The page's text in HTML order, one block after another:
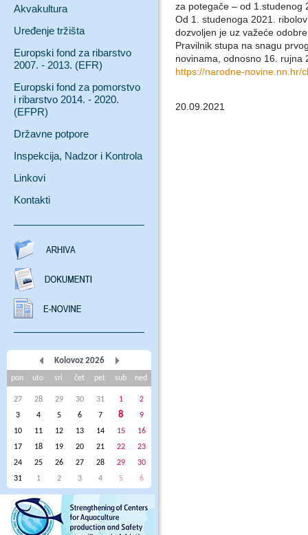
Akvakultura
Uređenje tržišta
Europski fond za ribarstvo
2007. - 2013. (EFR)
Europski fond za pomorstvo
i ribarstvo 2014. - 2020.
(EFPR)
Državne potpore
Inspekcija, Nadzor i Kontrola
Linkovi
Kontakti
Kolovoz 2026
pon uto sri čet pet sub ned
27 28 29 30 31 1
2
3
4 5 6 7 8
9
10
11 12 13 14 15
16
17
18 19 20 21 22
23
24
25 26 27 28 29
30
31
1 2 3 4 5 6
za potegače – od 1.studenog
Od 1. studenoga 2021.
dozvoljen je uz važeće
Pravilnik stupa na snagu
novinama, odnosno 16. rujna
https://narodne-novine.nn.hr/
20.09.2021